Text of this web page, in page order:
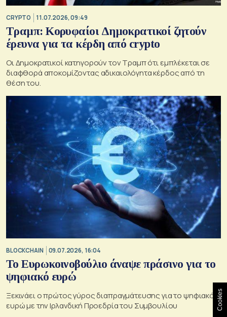
CRYPTO 11.07.2026, 09:49
Τραμπ: Κορυφαίοι Δημοκρατικοί ζητούν
έρευνα για τα κέρδη από crypto
Οι Δημοκρατικοί κατηγορούν τον Τραμπ ότι εμπλέκεται σε
διαφθορά αποκομίζοντας αδικαιολόγητα κέρδος από τη
θέση του.
BLOCKCHAIN 09.07.2026, 16:04
Το Ευρωκοινοβούλιο άναψε πράσινο για το
ψηφιακό ευρώ
Ξεκινάει ο πρώτος γύρος διαπραγμάτευσης για το ψηφιακό
ευρώ με την Ιρλανδική Προεδρία του Συμβουλίου
Cookies